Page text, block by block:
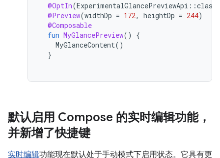
@OptIn(ExperimentalGlancePreviewApi ::class
@Preview(widthDp = 172, heightDp = 244)
@Composable
fun MyGlancePreview()
{
MyGlanceContent()
}
默认启用 Compose 的实时编辑功能，
并新增了快捷键
实时编辑功能现在默认处于手动模式下启用状态。它具有更